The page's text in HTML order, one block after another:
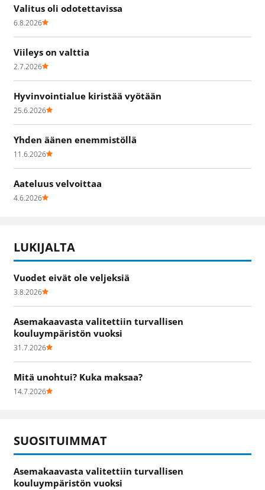
Valitus oli odotettavissa
6.8.2026
Viileys on valttia
2.7.2026
Hyvinvointialue kiristää vyötään
25.6.2026
Yhden äänen enemmistöllä
11.6.2026
Aateluus velvoittaa
4.6.2026
LUKIJALTA
Vuodet eivät ole veljeksiä
3.8.2026
Asemakaavasta valitettiin turvallisen
kouluympäristön vuoksi
31.7.2026
Mitä unohtui? Kuka maksaa?
14.7.2026
SUOSITUIMMAT
Asemakaavasta valitettiin turvallisen
kouluympäristön vuoksi